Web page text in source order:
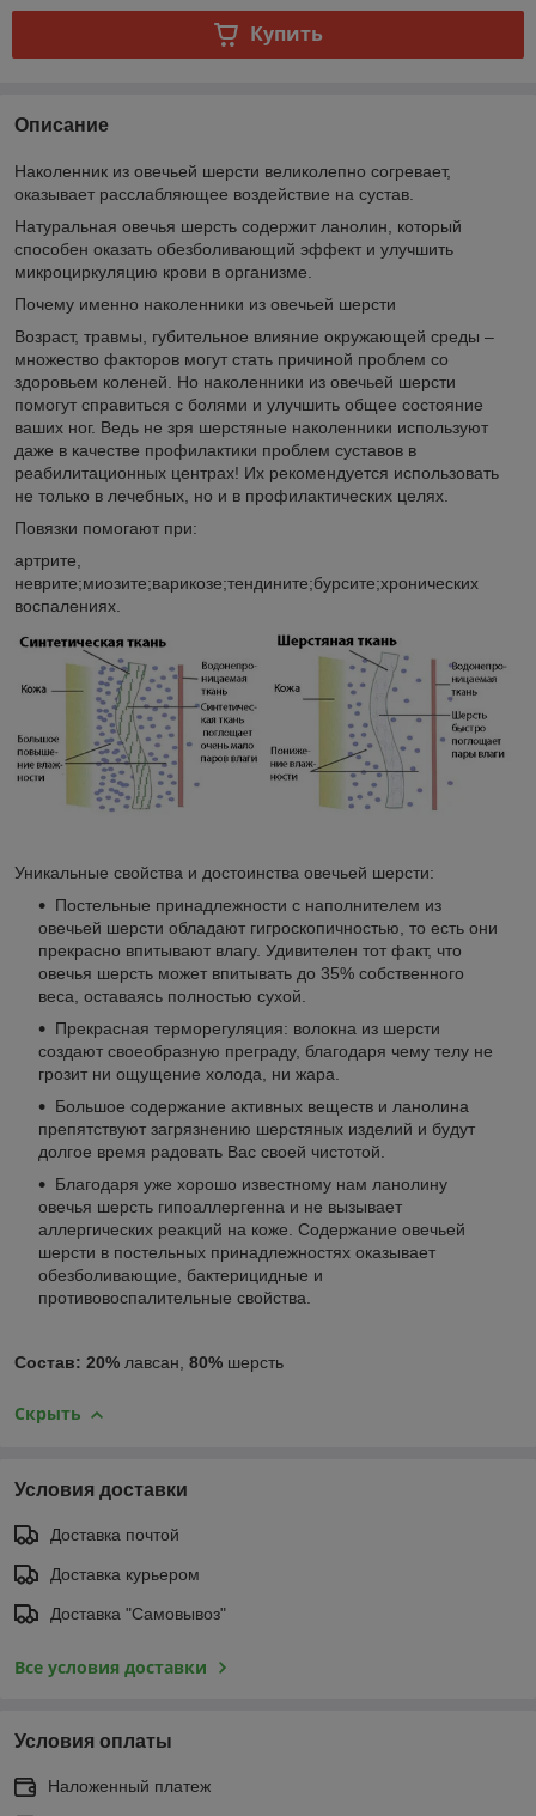
Купить
Описание
Наколенник из овечьей шерсти великолепно согревает,
оказывает расслабляющее воздействие на сустав.
Натуральная овечья шерсть содержит ланолин, который
способен оказать обезболивающий эффект и улучшить
микроциркуляцию крови в организме.
Почему именно наколенники из овечьей шерсти
Возраст, травмы, губительное влияние окружающей среды –
множество факторов могут стать причиной проблем со
здоровьем коленей. Но наколенники из овечьей шерсти
помогут справиться с болями и улучшить общее состояние
ваших ног. Ведь не зря шерстяные наколенники используют
даже в качестве профилактики проблем суставов в
реабилитационных центрах! Их рекомендуется использовать
не только в лечебных, но и в профилактических целях.
Повязки помогают при:
артрите,
неврите;миозите;варикозе;тендините;бурсите;хронических
воспалениях.
Уникальные свойства и достоинства овечьей шерсти:
Постельные принадлежности с наполнителем из
овечьей шерсти обладают гигроскопичностью, то есть они
прекрасно впитывают влагу. Удивителен тот факт, что
овечья шерсть может впитывать до 35% собственного
веса, оставаясь полностью сухой.
Прекрасная терморегуляция: волокна из шерсти
создают своеобразную преграду, благодаря чему телу не
грозит ни ощущение холода, ни жара.
Большое содержание активных веществ и ланолина
препятствуют загрязнению шерстяных изделий и будут
долгое время радовать Вас своей чистотой.
Благодаря уже хорошо известному нам ланолину
овечья шерсть гипоаллергенна и не вызывает
аллергических реакций на коже. Содержание овечьей
шерсти в постельных принадлежностях оказывает
обезболивающие, бактерицидные и
противовоспалительные свойства.
Состав: 20% лавсан, 80% шерсть
Скрыть
Условия доставки
Доставка почтой
Доставка курьером
Доставка "Самовывоз"
Все условия доставки
Условия оплаты
Наложенный платеж